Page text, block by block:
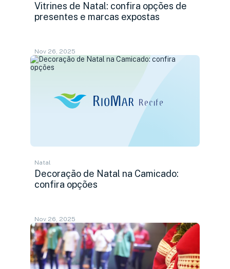
Vitrines de Natal: confira opções de
presentes e marcas expostas
Nov 26, 2025
Natal
Decoração de Natal na Camicado:
confira opções
Nov 26, 2025